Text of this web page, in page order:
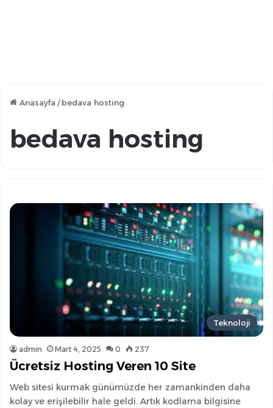
Anasayfa / bedava hosting
bedava hosting
Teknoloji
admin Mart 4, 2025 0 237
Ücretsiz Hosting Veren 10 Site
Web sitesi kurmak günümüzde her zamankinden daha
kolay ve erişilebilir hale geldi. Artık kodlama bilgisine